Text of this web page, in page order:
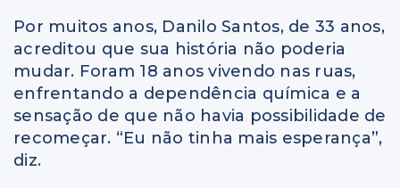
Por muitos anos, Danilo Santos, de 33 anos,
acreditou que sua história não poderia
mudar. Foram 18 anos vivendo nas ruas,
enfrentando a dependência química e a
sensação de que não havia possibilidade de
recomeçar. “Eu não tinha mais esperança”,
diz.